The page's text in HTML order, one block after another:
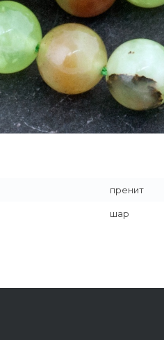
пренит
шар